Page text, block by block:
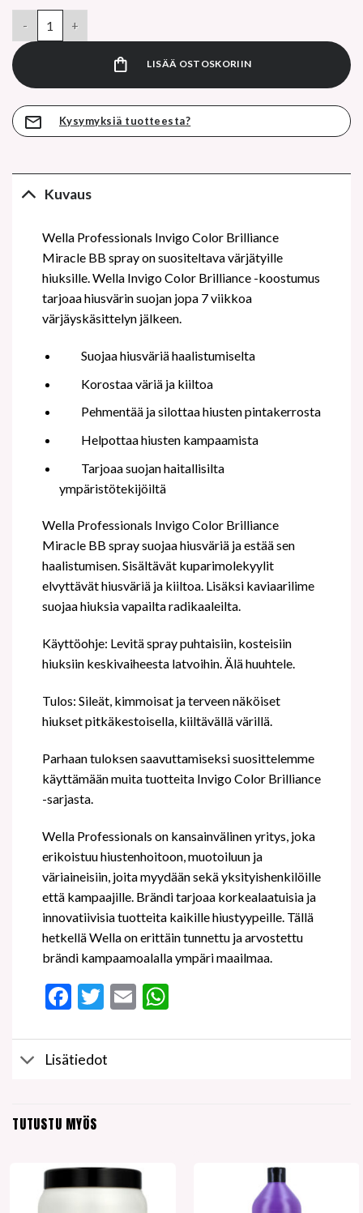
hinta
on:
14,85 €.
LISÄÄ OSTOSKORIIN
Kysymyksiä tuotteesta?
Kuvaus
Wella Professionals Invigo Color Brilliance
Miracle BB spray on suositeltava värjätyille
hiuksille. Wella Invigo Color Brilliance -koostumus
tarjoaa hiusvärin suojan jopa 7 viikkoa
värjäyskäsittelyn jälkeen.
Suojaa hiusväriä haalistumiselta
Korostaa väriä ja kiiltoa
Pehmentää ja silottaa hiusten pintakerrosta
Helpottaa hiusten kampaamista
Tarjoaa suojan haitallisilta
ympäristötekijöiltä
Wella Professionals Invigo Color Brilliance
Miracle BB spray suojaa hiusväriä ja estää sen
haalistumisen. Sisältävät kuparimolekyylit
elvyttävät hiusväriä ja kiiltoa. Lisäksi kaviaarilime
suojaa hiuksia vapailta radikaaleilta.
Käyttöohje: Levitä spray puhtaisiin, kosteisiin
hiuksiin keskivaiheesta latvoihin. Älä huuhtele.
Tulos: Sileät, kimmoisat ja terveen näköiset
hiukset pitkäkestoisella, kiiltävällä värillä.
Parhaan tuloksen saavuttamiseksi suosittelemme
käyttämään muita tuotteita Invigo Color Brilliance
-sarjasta.
Wella Professionals on kansainvälinen yritys, joka
erikoistuu hiustenhoitoon, muotoiluun ja
väriaineisiin, joita myydään sekä yksityishenkilöille
että kampaajille. Brändi tarjoaa korkealaatuisia ja
innovatiivisia tuotteita kaikille hiustyypeille. Tällä
hetkellä Wella on erittäin tunnettu ja arvostettu
brändi kampaamoalalla ympäri maailmaa.
Facebook
Twitter
EmailWhatsApp
Lisätiedot
TUTUSTU MYÖS